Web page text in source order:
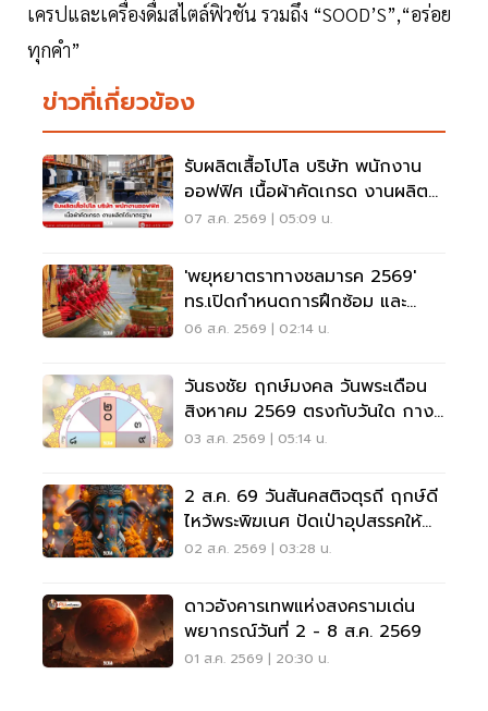
เครปและเครื่องดื่มสไตล์ฟิวชัน รวมถึง “SOOD’S”,“อร่อย
ทุกคำ”
ข่าวที่เกี่ยวข้อง
รับผลิตเสื้อโปโล บริษัท พนักงาน
ออฟฟิศ เนื้อผ้าคัดเกรด งานผลิต
ได้มาตรฐาน
07 ส.ค. 2569 | 05:09 น.
'พยุหยาตราทางชลมารค 2569'
ทร.เปิดกำหนดการฝึกซ้อม และ
วันพระราชพิธี จุดชมขบวน
06 ส.ค. 2569 | 02:14 น.
วันธงชัย ฤกษ์มงคล วันพระเดือน
สิงหาคม 2569 ตรงกับวันใด กาง
ปฏิทินเช็กที่นี่
03 ส.ค. 2569 | 05:14 น.
2 ส.ค. 69 วันสันคสติจตุรถี ฤกษ์ดี
ไหว้พระพิฆเนศ ปัดเป่าอุปสรรคให้
ชีวิตปัง
02 ส.ค. 2569 | 03:28 น.
ดาวอังคารเทพแห่งสงครามเด่น
พยากรณ์วันที่ 2 - 8 ส.ค. 2569
01 ส.ค. 2569 | 20:30 น.